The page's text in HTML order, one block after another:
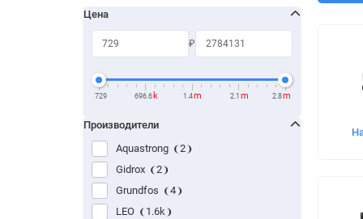
Цена
₽
729 696.6 k 1.4m 2.1 m 2.8m
Производители
Aquastrong
2
Gidrox
2
Grundfos
4
LEO
1.6k